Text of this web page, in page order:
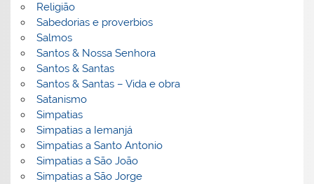
Religião
Sabedorias e proverbios
Salmos
Santos & Nossa Senhora
Santos & Santas
Santos & Santas – Vida e obra
Satanismo
Simpatias
Simpatias a Iemanjá
Simpatias a Santo Antonio
Simpatias a São João
Simpatias a São Jorge